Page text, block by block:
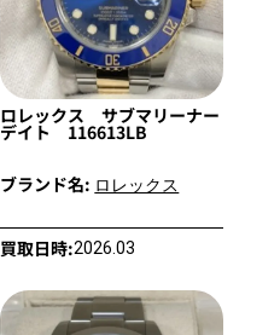
ロレックス サブマリーナー
デイト 116613LB
ブランド名: ロレックス
買取日時:2026.03